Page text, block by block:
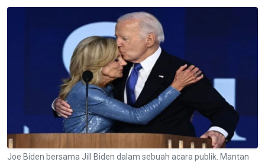
Joe Biden bersama Jill Biden dalam sebuah acara publik. Mantan